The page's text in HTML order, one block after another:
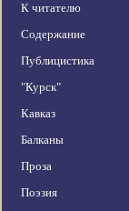
К читателю
Содержание
Публицистика
"Курск"
Кавказ
Балканы
Проза
Поэзия